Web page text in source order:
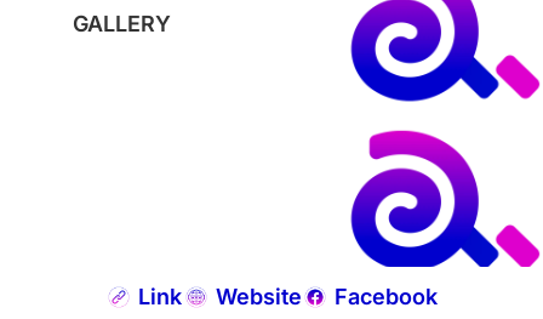
GALLERY
Link Website Facebook